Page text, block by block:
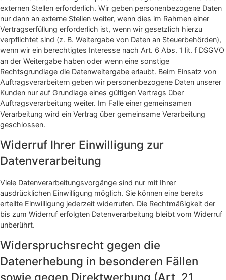
externen Stellen erforderlich. Wir geben personenbezogene Daten
nur dann an externe Stellen weiter, wenn dies im Rahmen einer
Vertragserfüllung erforderlich ist, wenn wir gesetzlich hierzu
verpflichtet sind (z. B. Weitergabe von Daten an Steuerbehörden),
wenn wir ein berechtigtes Interesse nach Art. 6 Abs. 1 lit. f DSGVO
an der Weitergabe haben oder wenn eine sonstige
Rechtsgrundlage die Datenweitergabe erlaubt. Beim Einsatz von
Auftragsverarbeitern geben wir personenbezogene Daten unserer
Kunden nur auf Grundlage eines gültigen Vertrags über
Auftragsverarbeitung weiter. Im Falle einer gemeinsamen
Verarbeitung wird ein Vertrag über gemeinsame Verarbeitung
geschlossen.
Widerruf Ihrer Einwilligung zur
Datenverarbeitung
Viele Datenverarbeitungsvorgänge sind nur mit Ihrer
ausdrücklichen Einwilligung möglich. Sie können eine bereits
erteilte Einwilligung jederzeit widerrufen. Die Rechtmäßigkeit der
bis zum Widerruf erfolgten Datenverarbeitung bleibt vom Widerruf
unberührt.
Widerspruchsrecht gegen die
Datenerhebung in besonderen Fällen